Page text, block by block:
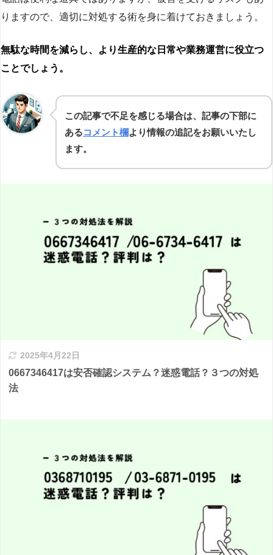
りますので、適切に対処する術を身に着けておきましょう。
無駄な時間を減らし、より生産的な日常や業務運営に役立つ
ことでしょう。
この記事で不足を感じる場合は、記事の下部に
あるコメント欄より情報の追記をお願いいたし
ます。
2025年4月22日
0667346417は安否確認システム？迷惑電話？３つの対処
法